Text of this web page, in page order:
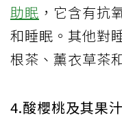
助眠 ，它含有抗
和睡眠。其他對
根茶、薰衣草茶
4.酸櫻桃及其果汁